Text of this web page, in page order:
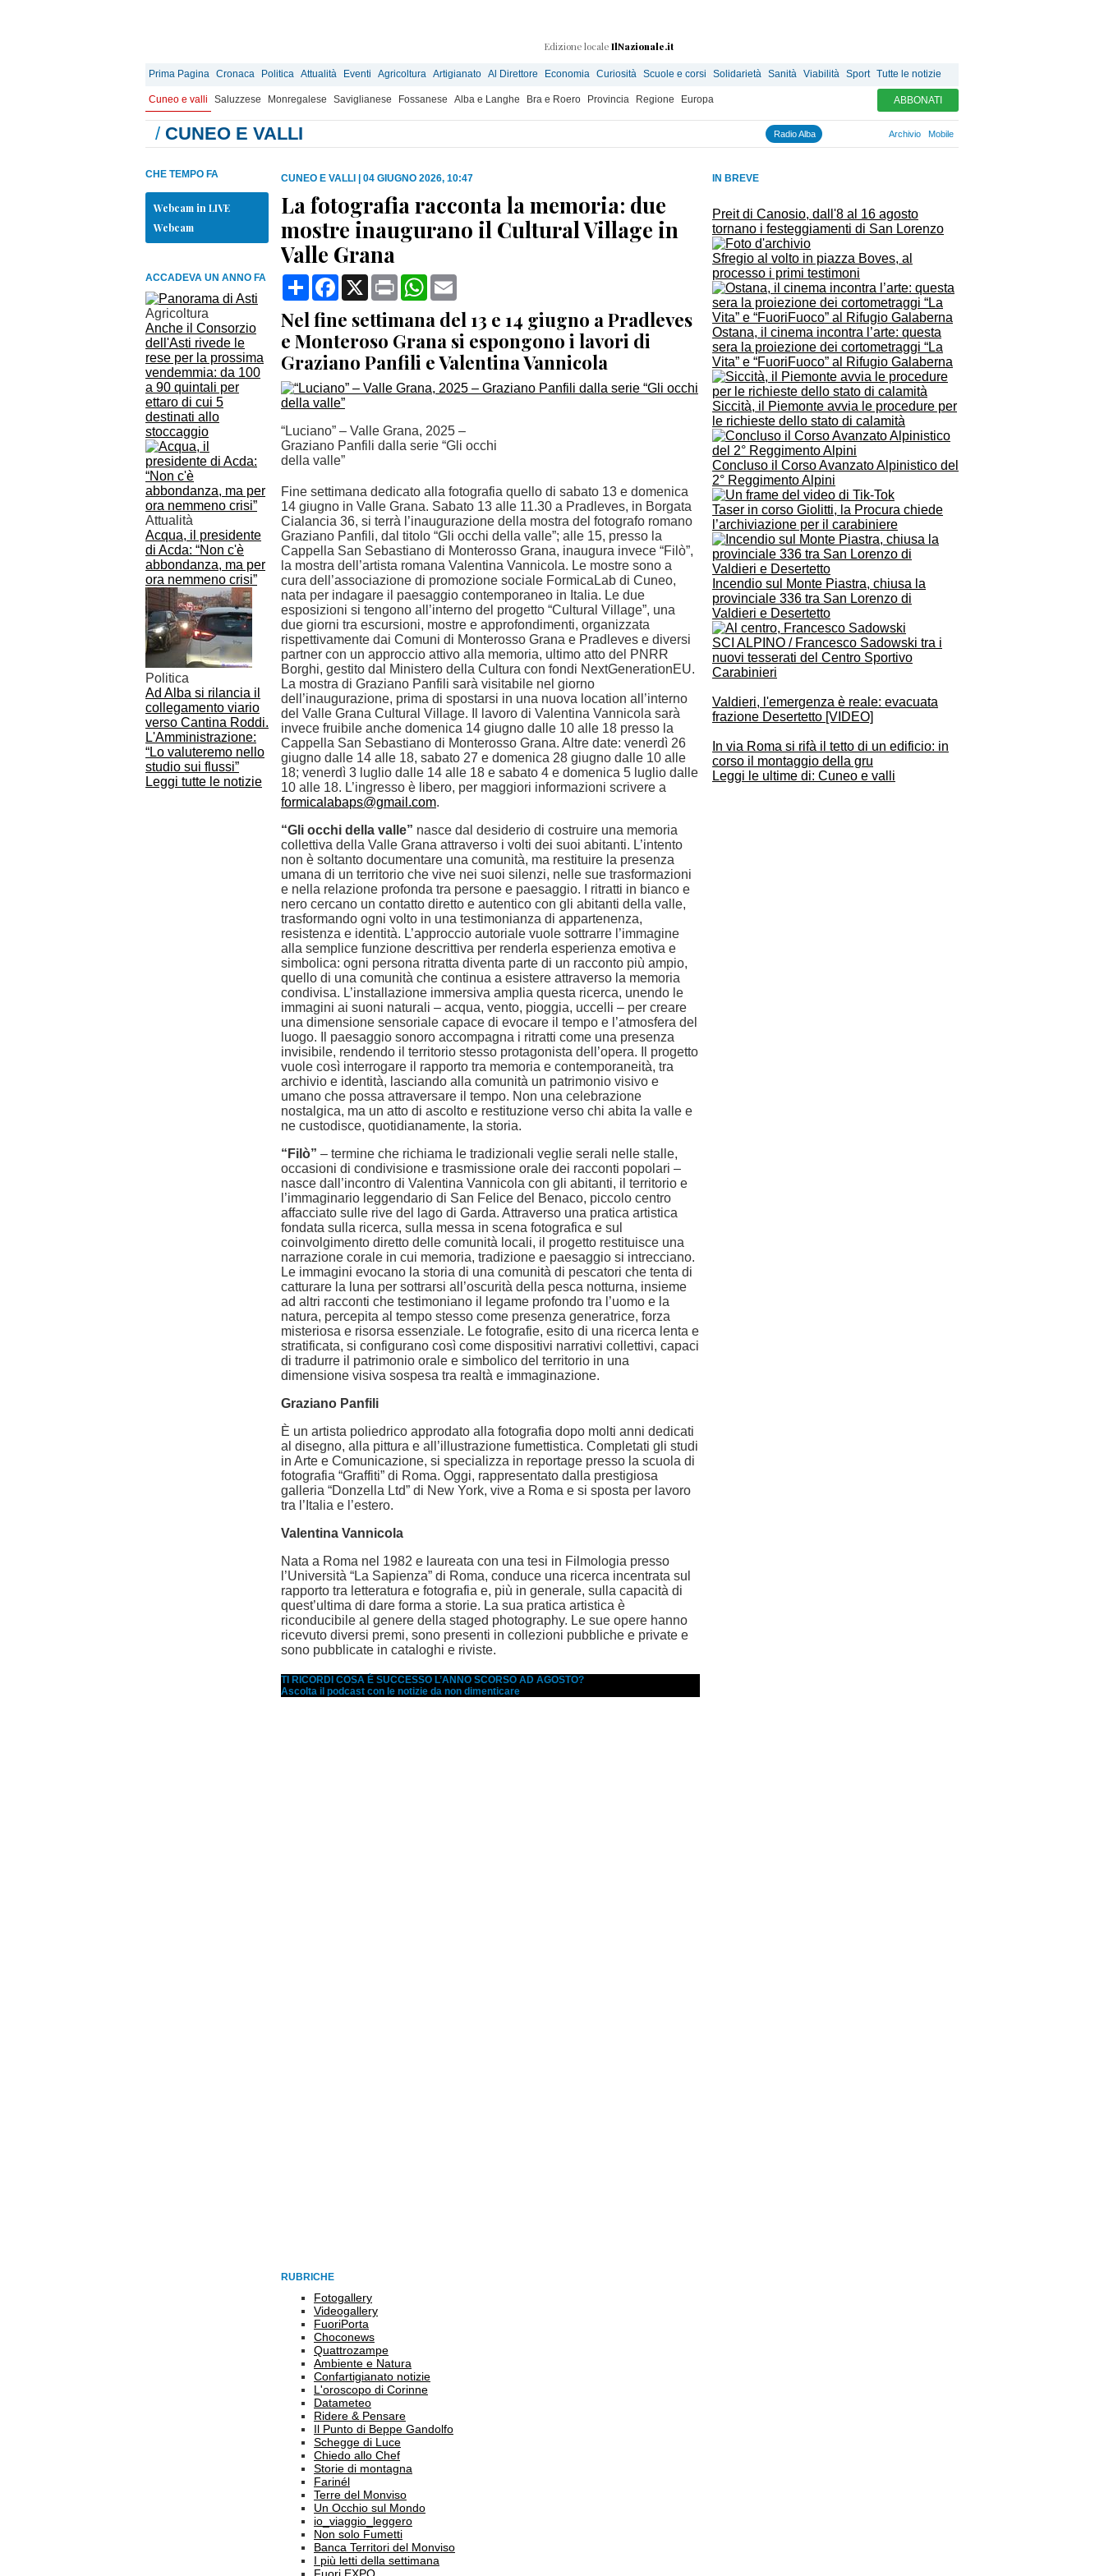
Edizione locale IlNazionale.it
Prima Pagina Cronaca Politica Attualità Eventi Agricoltura Artigianato Al Direttore Economia Curiosità Scuole e corsi Solidarietà Sanità Viabilità Sport Tutte le notizie
Cuneo e valli Saluzzese Monregalese Saviglianese Fossanese Alba e Langhe Bra e Roero Provincia Regione Europa ABBONATI
/ CUNEO E VALLI Radio Alba Archivio Mobile
IN BREVE
Preit di Canosio, dall'8 al 16 agosto
tornano i festeggiamenti di San Lorenzo
Sfregio al volto in piazza Boves, al
processo i primi testimoni
Ostana, il cinema incontra l’arte: questa
sera la proiezione dei cortometraggi “La
Vita” e “FuoriFuoco” al Rifugio Galaberna
Siccità, il Piemonte avvia le procedure per
le richieste dello stato di calamità
Concluso il Corso Avanzato Alpinistico del
2° Reggimento Alpini
Taser in corso Giolitti, la Procura chiede
l’archiviazione per il carabiniere
Incendio sul Monte Piastra, chiusa la
provinciale 336 tra San Lorenzo di
Valdieri e Desertetto
SCI ALPINO / Francesco Sadowski tra i
nuovi tesserati del Centro Sportivo
Carabinieri
Valdieri, l'emergenza è reale: evacuata
frazione Desertetto [VIDEO]
In via Roma si rifà il tetto di un edificio: in
corso il montaggio della gru
Leggi le ultime di: Cuneo e valli
CHE TEMPO FA
Webcam in LIVE
Webcam
ACCADEVA UN ANNO FA
Agricoltura
Anche il Consorzio
dell'Asti rivede le
rese per la prossima
vendemmia: da 100
a 90 quintali per
ettaro di cui 5
destinati allo
stoccaggio
Attualità
Acqua, il presidente
di Acda: “Non c'è
abbondanza, ma per
ora nemmeno crisi”
Politica
Ad Alba si rilancia il
collegamento viario
verso Cantina Roddi.
L'Amministrazione:
“Lo valuteremo nello
studio sui flussi”
Leggi tutte le notizie
CUNEO E VALLI 04 GIUGNO 2026, 10:47
La fotografia racconta la memoria: due
mostre inaugurano il Cultural Village in
Valle Grana
CondividiFacebook
X Print WhatsApp
Nel fine settimana del 13 e 14 giugno a Pradleves
e Monteroso Grana si espongono i lavori di
Graziano Panfili e Valentina Vannicola
“Luciano” – Valle Grana, 2025 –
Graziano Panfili dalla serie “Gli occhi
della valle”
Fine settimana dedicato alla fotografia quello di sabato 13 e domenica
14 giugno in Valle Grana. Sabato 13 alle 11.30 a Pradleves, in Borgata
Cialancia 36, si terrà l’inaugurazione della mostra del fotografo romano
Graziano Panfili, dal titolo “Gli occhi della valle”; alle 15, presso la
Cappella San Sebastiano di Monterosso Grana, inaugura invece “Filò”,
la mostra dell’artista romana Valentina Vannicola. Le mostre sono a
cura dell’associazione di promozione sociale FormicaLab di Cuneo,
nata per indagare il paesaggio contemporaneo in Italia. Le due
esposizioni si tengono all’interno del progetto “Cultural Village”, una
due giorni tra escursioni, mostre e approfondimenti, organizzata
rispettivamente dai Comuni di Monterosso Grana e Pradleves e diversi
partner con un approccio attivo alla memoria, ultimo atto del PNRR
Borghi, gestito dal Ministero della Cultura con fondi NextGenerationEU.
La mostra di Graziano Panfili sarà visitabile nel giorno
dell’inaugurazione, prima di spostarsi in una nuova location all’interno
del Valle Grana Cultural Village. Il lavoro di Valentina Vannicola sarà
invece fruibile anche domenica 14 giugno dalle 10 alle 18 presso la
Cappella San Sebastiano di Monterosso Grana. Altre date: venerdì 26
giugno dalle 14 alle 18, sabato 27 e domenica 28 giugno dalle 10 alle
18; venerdì 3 luglio dalle 14 alle 18 e sabato 4 e domenica 5 luglio dalle
10 alle 18. L’ingresso è libero, per maggiori informazioni scrivere a
formicalabaps@gmail.com.
“Gli occhi della valle” nasce dal desiderio di costruire una memoria
collettiva della Valle Grana attraverso i volti dei suoi abitanti. L’intento
non è soltanto documentare una comunità, ma restituire la presenza
umana di un territorio che vive nei suoi silenzi, nelle sue trasformazioni
e nella relazione profonda tra persone e paesaggio. I ritratti in bianco e
nero cercano un contatto diretto e autentico con gli abitanti della valle,
trasformando ogni volto in una testimonianza di appartenenza,
resistenza e identità. L’approccio autoriale vuole sottrarre l’immagine
alla semplice funzione descrittiva per renderla esperienza emotiva e
simbolica: ogni persona ritratta diventa parte di un racconto più ampio,
quello di una comunità che continua a esistere attraverso la memoria
condivisa. L’installazione immersiva amplia questa ricerca, unendo le
immagini ai suoni naturali – acqua, vento, pioggia, uccelli – per creare
una dimensione sensoriale capace di evocare il tempo e l’atmosfera del
luogo. Il paesaggio sonoro accompagna i ritratti come una presenza
invisibile, rendendo il territorio stesso protagonista dell’opera. Il progetto
vuole così interrogare il rapporto tra memoria e contemporaneità, tra
archivio e identità, lasciando alla comunità un patrimonio visivo e
umano che possa attraversare il tempo. Non una celebrazione
nostalgica, ma un atto di ascolto e restituzione verso chi abita la valle e
ne custodisce, quotidianamente, la storia.
“Filò” – termine che richiama le tradizionali veglie serali nelle stalle,
occasioni di condivisione e trasmissione orale dei racconti popolari –
nasce dall’incontro di Valentina Vannicola con gli abitanti, il territorio e
l’immaginario leggendario di San Felice del Benaco, piccolo centro
affacciato sulle rive del lago di Garda. Attraverso una pratica artistica
fondata sulla ricerca, sulla messa in scena fotografica e sul
coinvolgimento diretto delle comunità locali, il progetto restituisce una
narrazione corale in cui memoria, tradizione e paesaggio si intrecciano.
Le immagini evocano la storia di una comunità di pescatori che tenta di
catturare la luna per sottrarsi all’oscurità della pesca notturna, insieme
ad altri racconti che testimoniano il legame profondo tra l’uomo e la
natura, percepita al tempo stesso come presenza generatrice, forza
misteriosa e risorsa essenziale. Le fotografie, esito di una ricerca lenta e
stratificata, si configurano così come dispositivi narrativi collettivi, capaci
di tradurre il patrimonio orale e simbolico del territorio in una
dimensione visiva sospesa tra realtà e immaginazione.
Graziano Panfili
È un artista poliedrico approdato alla fotografia dopo molti anni dedicati
al disegno, alla pittura e all’illustrazione fumettistica. Completati gli studi
in Arte e Comunicazione, si specializza in reportage presso la scuola di
fotografia “Graffiti” di Roma. Oggi, rappresentato dalla prestigiosa
galleria “Donzella Ltd” di New York, vive a Roma e si sposta per lavoro
tra l’Italia e l’estero.
Valentina Vannicola
Nata a Roma nel 1982 e laureata con una tesi in Filmologia presso
l’Università “La Sapienza” di Roma, conduce una ricerca incentrata sul
rapporto tra letteratura e fotografia e, più in generale, sulla capacità di
quest’ultima di dare forma a storie. La sua pratica artistica è
riconducibile al genere della staged photography. Le sue opere hanno
ricevuto diversi premi, sono presenti in collezioni pubbliche e private e
sono pubblicate in cataloghi e riviste.
TI RICORDI COSA È SUCCESSO L’ANNO SCORSO AD AGOSTO?
Ascolta il podcast con le notizie da non dimenticare
RUBRICHE
Fotogallery
Videogallery
FuoriPorta
Choconews
Quattrozampe
Ambiente e Natura
Confartigianato notizie
L'oroscopo di Corinne
Datameteo
Ridere & Pensare
Il Punto di Beppe Gandolfo
Schegge di Luce
Chiedo allo Chef
Storie di montagna
Farinél
Terre del Monviso
Un Occhio sul Mondo
io_viaggio_leggero
Non solo Fumetti
Banca Territori del Monviso
I più letti della settimana